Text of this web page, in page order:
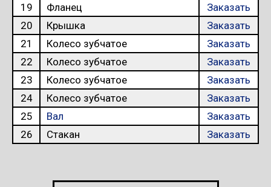
19
Фланец
Заказать
20
Крышка
Заказать
21
Колесо зубчатое
Заказать
22
Колесо зубчатое
Заказать
23
Колесо зубчатое
Заказать
24
Колесо зубчатое
Заказать
25
Вал
Заказать
26
Стакан Заказать